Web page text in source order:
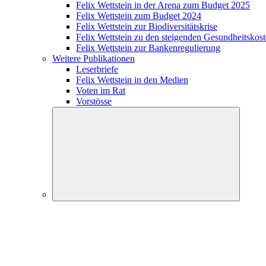
Felix Wettstein in der Arena zum Budget 2025
Felix Wettstein zum Budget 2024
Felix Wettstein zur Biodiversitätskrise
Felix Wettstein zu den steigenden
Felix Wettstein zur Bankenregulierung
Weitere Publikationen
Leserbriefe
Felix Wettstein in den Medien
Voten im Rat
Vorstösse